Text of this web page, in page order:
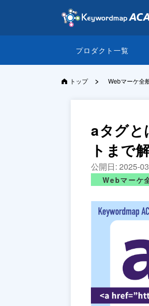
プロダクト一覧
トップ > Webマーケ全
aタグと
トまで
公開日: 2025-
Webマーケ